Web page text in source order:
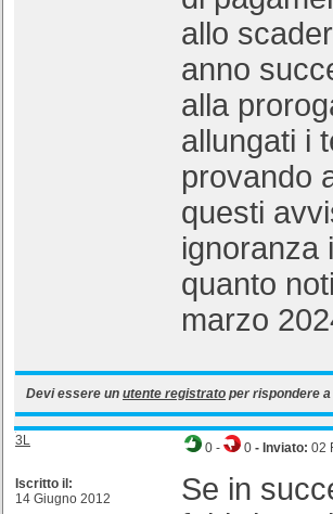
allo
anno
alla
allungati i
provando
questi
ignoranza
quanto
marzo
Devi essere un utente registrato per rispondere
3L
Iscritto il:
14 Giugno 2012
0 - 0 - Inviato: 02
Se in